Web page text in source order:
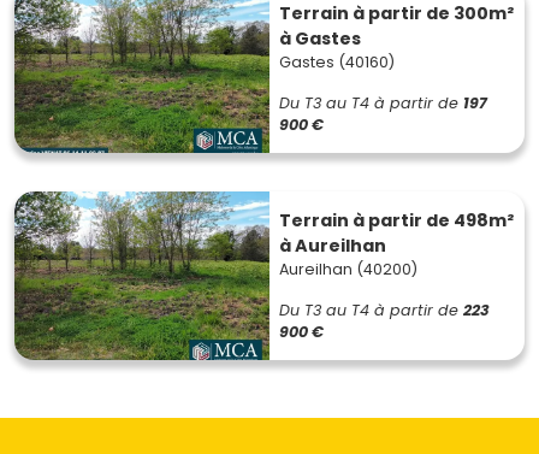
Terrain à partir de 300m²
à Gastes
Gastes (40160)
Du T3 au T4 à partir de 197
900 €
Terrain à partir de 498m²
à Aureilhan
Aureilhan (40200)
Du T3 au T4 à partir de 223
900 €